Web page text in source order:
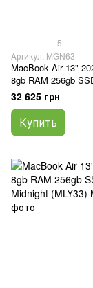
5
Артикул: MGN63
MacBook Air 13"
8gb RAM 256gb
Gray (MGN63)
32 625 грн
Купить